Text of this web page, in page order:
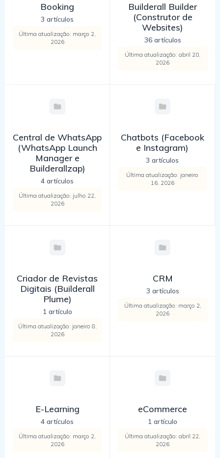
Booking
3 artículos
Última atualização: março 2,
2026
Builderall Builder
(Construtor de
Websites)
36 artículos
Última atualização: abril 20,
2026
Central de WhatsApp
(WhatsApp Launch
Manager e
Builderallzap)
4 artículos
Última atualização: julho 22,
2026
Chatbots (Facebook
e Instagram)
3 artículos
Última atualização: janeiro
16, 2026
Criador de Revistas
Digitais (Builderall
Plume)
1 artículo
Última atualização: janeiro 8,
2026
CRM
3 artículos
Última atualização: março 2,
2026
E-Learning
4 artículos
Última atualização: março 2,
2026
eCommerce
1 artículo
Última atualização: abril 22,
2026